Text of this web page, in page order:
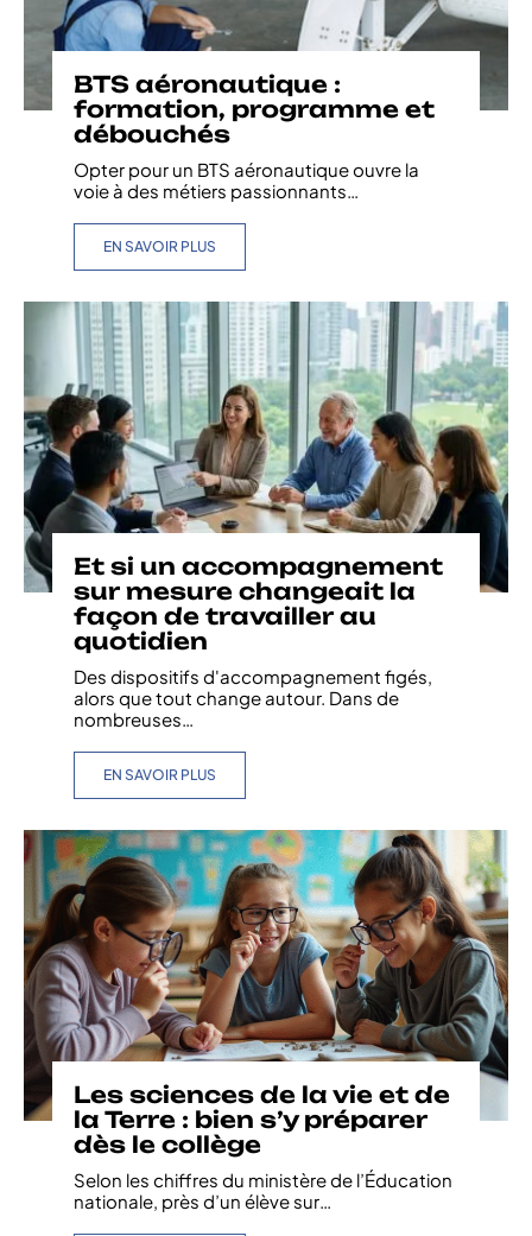
BTS aéronautique :
formation, programme et
débouchés
Opter pour un BTS aéronautique ouvre la
voie à des métiers passionnants…
EN SAVOIR PLUS
Et si un accompagnement
sur mesure changeait la
façon de travailler au
quotidien
Des dispositifs d'accompagnement figés,
alors que tout change autour. Dans de
nombreuses
EN SAVOIR PLUS
Les sciences de la vie et de
la Terre : bien s’y préparer
dès le collège
Selon les chiffres du ministère de l’Éducation
nationale, près d’un élève sur